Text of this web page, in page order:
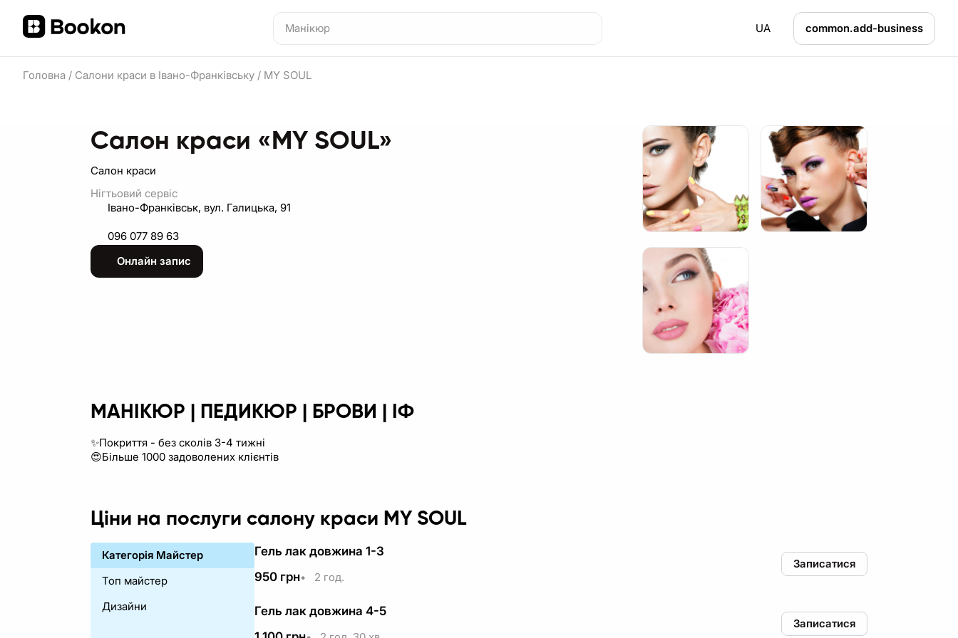
UA common.add-business
Головна / Салони краси в Івано-Франківську / MY SOUL
Салон краси «MY SOUL»
Салон краси
Нігтьовий сервіс
Івано-Франківськ, вул. Галицька, 91
096 077 89 63
Онлайн запис
МАНІКЮР | ПЕДИКЮР | БРОВИ | ІФ
✨Покриття - без сколів 3-4 тижні
😍Більше 1000 задоволених клієнтів
Ціни на послуги салону краси MY SOUL
Категорія Майстер
Топ майстер
Дизайни
Гель лак довжина 1-3
950 грн• 2 год.
Записатися
Гель лак довжина 4-5
Записатися